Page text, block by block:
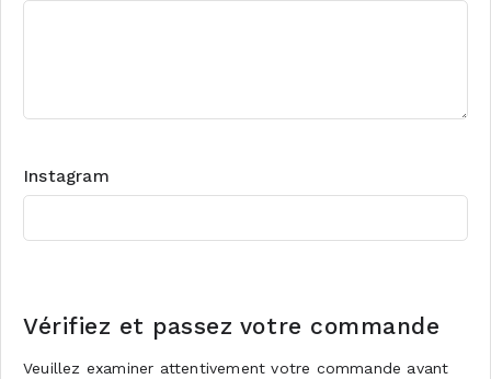
Instagram
Vérifiez et passez votre commande
Veuillez examiner attentivement votre commande avant